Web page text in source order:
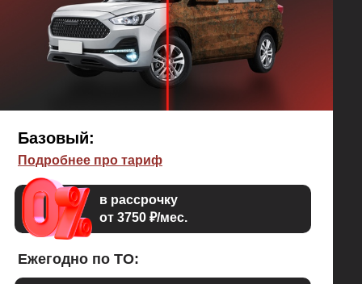
Ежегодно по ТО:
Подробнее про тариф
Базовый:
в рассрочку
от 3750 ₽/мес.